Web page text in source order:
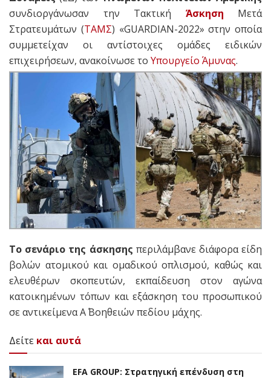
συνδιοργάνωσαν την Τακτική Άσκηση Μετά
Στρατευμάτων (ΤΑΜΣ) «GUARDIAN-2022» στην οποία
συμμετείχαν οι αντίστοιχες ομάδες ειδικών
επιχειρήσεων, ανακοίνωσε το Υπουργείο Άμυνας.
Το σενάριο της άσκησης περιλάμβανε διάφορα είδη
βολών ατομικού και ομαδικού οπλισμού, καθώς και
ελευθέρων σκοπευτών, εκπαίδευση στον αγώνα
κατοικημένων τόπων και εξάσκηση του προσωπικού
σε αντικείμενα Α΄ Βοηθειών πεδίου μάχης.
Δείτε και αυτά
EFA GROUP: Στρατηγική επένδυση στη